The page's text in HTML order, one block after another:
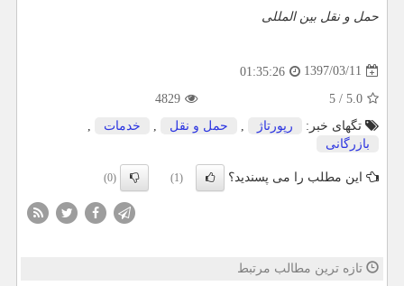
حمل و نقل بین المللی
1397/03/11
01:35:26
5.0
/
5
4829
تگهای خبر:
رپورتاژ حمل و نقل خدمات
بازرگانی
این مطلب را می پسندید؟ (1)
(0)
تازه ترین مطالب مرتبط